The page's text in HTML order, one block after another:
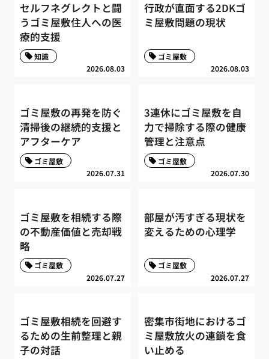
セルフネグレクトと闘
うゴミ屋敷住人への医
療的支援
2026.08.03
知識
行政が直面する2DKゴ
ミ屋敷問題の現状
2026.08.03
ゴミ屋敷
ゴミ屋敷の再発を防ぐ
清掃後の継続的支援と
アフターケア
2026.07.31
ゴミ屋敷
3連休にゴミ屋敷を自
力で掃除する際の健康
管理と注意点
2026.07.30
ゴミ屋敷
ゴミ屋敷を相続する際
の不動産価値と売却戦
略
2026.07.27
ゴミ屋敷
部屋が汚すぎる現状を
変えるための心理学
2026.07.27
ゴミ屋敷
ゴミ屋敷相続を回避す
るための生前整理と親
子の対話
密集市街地におけるゴ
ミ屋敷放火の連鎖を食
い止める